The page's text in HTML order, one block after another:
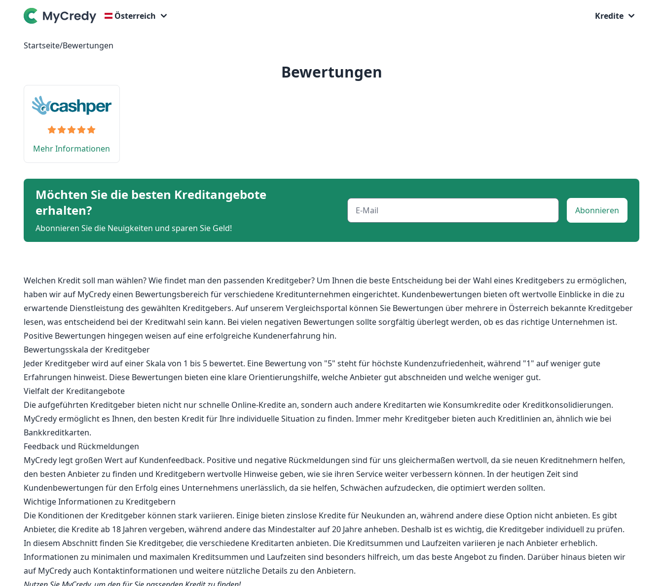
Österreich Kredite
Startseite/Bewertungen
Bewertungen
Mehr Informationen
Möchten Sie die besten Kreditangebote
erhalten?
Abonnieren Sie die Neuigkeiten und sparen Sie Geld!
Abonnieren
Welchen Kredit soll man wählen? Wie findet man den passenden Kreditgeber? Um Ihnen die beste Entscheidung bei der Wahl eines Kreditgebers zu ermöglichen,
haben wir auf MyCredy einen Bewertungsbereich für verschiedene Kreditunternehmen eingerichtet. Kundenbewertungen bieten oft wertvolle Einblicke in die zu
erwartende Dienstleistung des gewählten Kreditgebers. Auf unserem Vergleichsportal können Sie Bewertungen über mehrere in Österreich bekannte Kreditgeber
lesen, was entscheidend bei der Kreditwahl sein kann. Bei vielen negativen Bewertungen sollte sorgfältig überlegt werden, ob es das richtige Unternehmen ist.
Positive Bewertungen hingegen weisen auf eine erfolgreiche Kundenerfahrung hin.
Bewertungsskala der Kreditgeber
Jeder Kreditgeber wird auf einer Skala von 1 bis 5 bewertet. Eine Bewertung von "5" steht für höchste Kundenzufriedenheit, während "1" auf weniger gute
Erfahrungen hinweist. Diese Bewertungen bieten eine klare Orientierungshilfe, welche Anbieter gut abschneiden und welche weniger gut.
Vielfalt der Kreditangebote
Die aufgeführten Kreditgeber bieten nicht nur schnelle Online-Kredite an, sondern auch andere Kreditarten wie Konsumkredite oder Kreditkonsolidierungen.
MyCredy ermöglicht es Ihnen, den besten Kredit für Ihre individuelle Situation zu finden. Immer mehr Kreditgeber bieten auch Kreditlinien an, ähnlich wie bei
Bankkreditkarten.
Feedback und Rückmeldungen
MyCredy legt großen Wert auf Kundenfeedback. Positive und negative Rückmeldungen sind für uns gleichermaßen wertvoll, da sie neuen Kreditnehmern helfen,
den besten Anbieter zu finden und Kreditgebern wertvolle Hinweise geben, wie sie ihren Service weiter verbessern können. In der heutigen Zeit sind
Kundenbewertungen für den Erfolg eines Unternehmens unerlässlich, da sie helfen, Schwächen aufzudecken, die optimiert werden sollten.
Wichtige Informationen zu Kreditgebern
Die Konditionen der Kreditgeber können stark variieren. Einige bieten zinslose Kredite für Neukunden an, während andere diese Option nicht anbieten. Es gibt
Anbieter, die Kredite ab 18 Jahren vergeben, während andere das Mindestalter auf 20 Jahre anheben. Deshalb ist es wichtig, die Kreditgeber individuell zu prüfen.
In diesem Abschnitt finden Sie Kreditgeber, die verschiedene Kreditarten anbieten. Die Kreditsummen und Laufzeiten variieren je nach Anbieter erheblich.
Informationen zu minimalen und maximalen Kreditsummen und Laufzeiten sind besonders hilfreich, um das beste Angebot zu finden. Darüber hinaus bieten wir
auf MyCredy auch Kontaktinformationen und weitere nützliche Details zu den Anbietern.